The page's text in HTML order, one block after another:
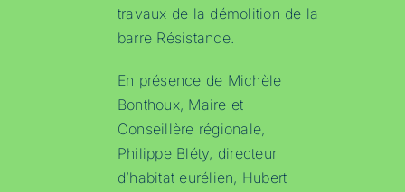
travaux de la démolition de la
barre Résistance.
En présence de Michèle
Bonthoux, Maire et
Conseillère régionale,
Philippe Bléty, directeur
d’habitat eurélien, Hubert